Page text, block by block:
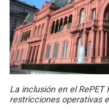
La inclusión en el
restricciones operativas